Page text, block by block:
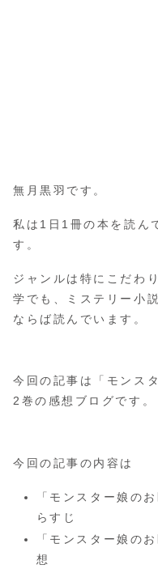
無月黒羽です。
私は1日1冊の本を読ん
す。
ジャンルは特にこだわ
学でも、ミステリー小
ならば読んでいます。
今回の記事は「モンス
2巻の感想ブログです。
今回の記事の内容は
「モンスター娘の
らすじ
「モンスター娘の
想